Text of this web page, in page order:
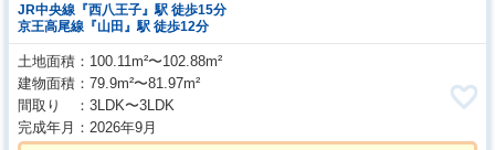
JR中央線『西八王子』駅 徒歩15分
京王高尾線『山田』駅 徒歩12分
土地面積
100.11m²〜102.88m²
建物面積
79.9m²〜81.97m²
間取り
3LDK〜3LDK
完成年月
2026年9月